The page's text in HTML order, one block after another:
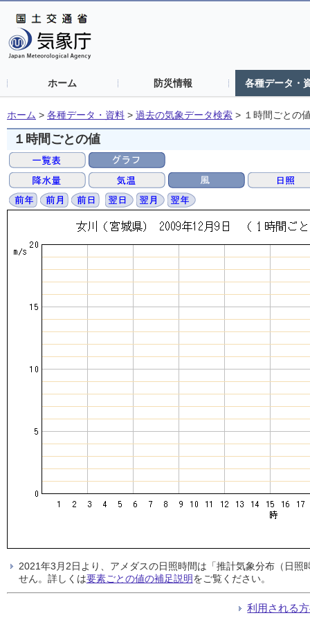
ホーム 防災情報 各種データ・
ホーム > 各種データ・資料 > 過去の気象データ検索 > １時間ごとの
１時間ごとの値
2021年3月2日より、アメダスの日照時間は「推計気象分布（日
せん。詳しくは要素ごとの値の補足説明をご覧ください。
利用される